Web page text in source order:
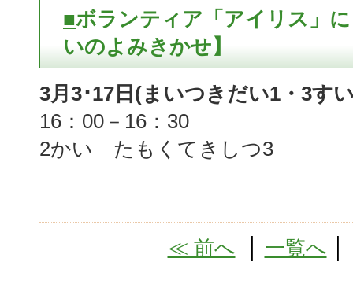
■ボランティア「アイリス」
いのよみきかせ】
3月3･17日(まいつきだい1・3す
16：00－16：30
2かい たもくてきしつ3
≪ 前へ 一覧へ